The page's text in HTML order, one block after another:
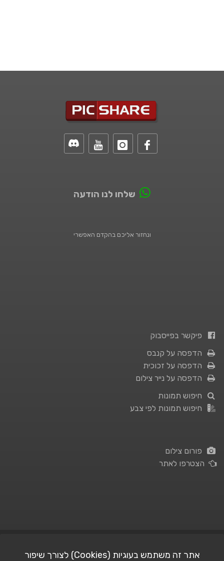
שלחו לנו הודעה
ונחזור אליכם בהקדם האפשרי
פיקשר בפייסבוק
הדפסה על קנבס
הדפסה על זכוכית
הדפסה על נייר צילום
חיפוש תמונות
חיפוש תמונות לפי צבע
פורום צילום
הצטרפו לאתר
אתר זה משתמש בעוגיות (Cookies) לצורך שיפור